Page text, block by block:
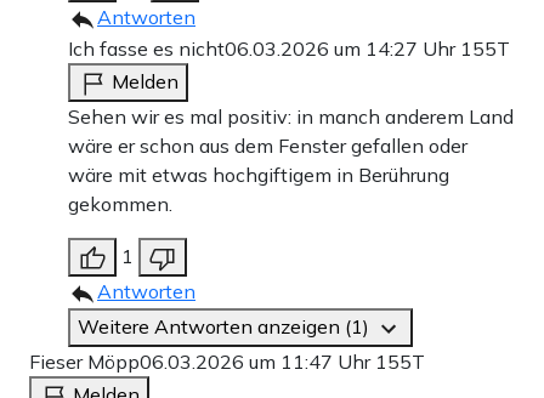
Antworten
Ich fasse es nicht06.03.2026 um 14:27 Uhr 155T
Melden
Sehen wir es mal positiv: in manch anderem Land
wäre er schon aus dem Fenster gefallen oder
wäre mit etwas hochgiftigem in Berührung
gekommen.
1
Antworten
Weitere Antworten anzeigen (1)
Fieser Möpp06.03.2026 um 11:47 Uhr 155T